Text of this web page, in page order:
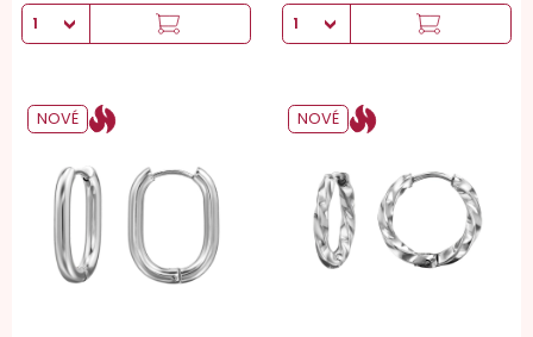
NOVÉ NOVÉ